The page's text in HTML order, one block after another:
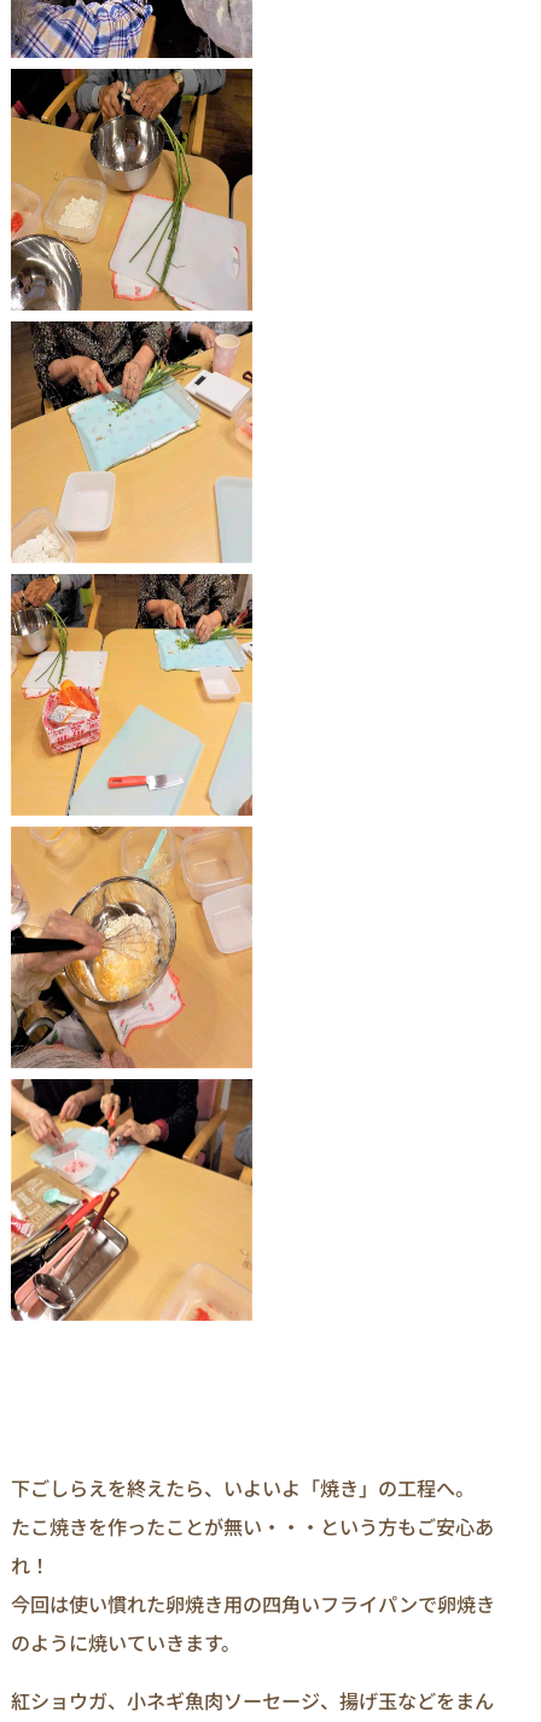
下ごしらえを終えたら、いよいよ「焼き」の工程へ。
たこ焼きを作ったことが無い・・・という方もご安心あ
れ！
今回は使い慣れた卵焼き用の四角いフライパンで卵焼き
のように焼いていきます。
紅ショウガ、小ネギ魚肉ソーセージ、揚げ玉などをまん